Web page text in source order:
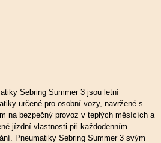
Sebring Summer 3 jsou letní
určené pro osobní vozy, navržené s
na bezpečný provoz v teplých měsících a
jízdní vlastnosti při každodenním
Pneumatiky Sebring Summer 3 svým